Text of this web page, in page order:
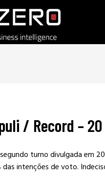
/ Record –
turno divulgada em
das intenções de voto.